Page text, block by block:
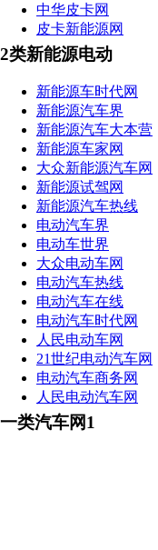
中华皮卡网
皮卡新能源网
2类新能源电动
新能源车时代网
新能源汽车界
新能源汽车大本营
新能源车家网
大众新能源汽车网
新能源试驾网
新能源汽车热线
电动汽车界
电动车世界
大众电动车网
电动汽车热线
电动汽车在线
电动汽车时代网
人民电动车网
21世纪电动汽车网
电动汽车商务网
人民电动汽车网
一类汽车网1